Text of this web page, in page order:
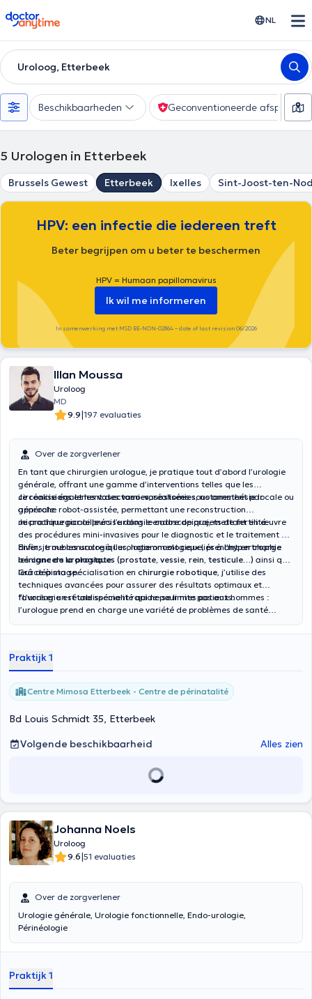
doctoranytime NL
Uroloog, Etterbeek
Beschikbaarheden Geconventioneerde afspraak
5 Urologen in Etterbeek
Brussels Gewest Etterbeek Ixelles Sint-Joost-ten-
HPV: een infectie die iedereen treft
Beter begrijpen om u beter te beschermen
HPV = Humaan papillomavirus
Ik wil me informeren
In samenwerking met MSD BE-NON-02864 – date of last revision 06/2026
Illan Moussa
Uroloog
MD
9.9|197 evaluaties
Over de zorgverlener
En tant que chirurgien urologue, je pratique tout d’abord l’urologie
générale, offrant une gamme d’interventions telles que les
circoncisionset lesvasectomies, réalisées sous anesthésie locale ou
générale.
Je réalise également desvaso-vasostomies, notamment par
approche robot-assistée, permettant une reconstruction
microchirurgicale précise dans le cadre de projets de fertilité.
Je pratique par ailleurs l’urologie endoscopique, mettant en œuvre
des procédures mini-invasives pour le diagnostic et le traitement de
divers troubles urologiques, notamment ceux liés àl’hypertrophie
bénigne de la prostate.
Enfin, je me consacre à l’urologie oncologique, prenant en charge
lescancers urologiques (prostate, vessie, rein, testicule…) ainsi que
leur dépistage.
Grâce à ma spécialisation en chirurgie robotique, j’utilise des
techniques avancées pour assurer des résultats optimaux et
favoriser un rétablissement rapide pour mes patients.
“L’urologie est une spécialité qui ne se limite pas aux hommes :
l’urologue prend en charge une variété de problèmes de santé
complets pour garantir le bien-être de tous.”
Praktijk 1
Centre Mimosa Etterbeek - Centre de périnatalité
Bd Louis Schmidt 35, Etterbeek
Volgende beschikbaarheid
Alles zien
Johanna Noels
Uroloog
9.6|51 evaluaties
Over de zorgverlener
Urologie générale, Urologie fonctionnelle, Endo-urologie,
Périnéologie
Praktijk 1